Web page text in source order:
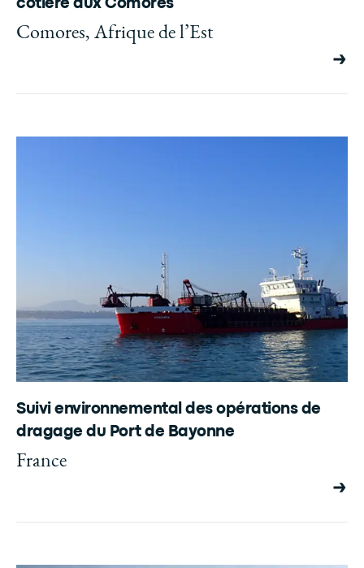
côtière aux Comores
Comores, Afrique de l’Est
Suivi environnemental des opérations de
dragage du Port de Bayonne
France